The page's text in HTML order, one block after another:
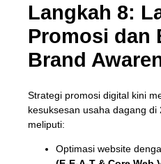
Langkah 8:
Promosi dan
Brand
Strategi promosi digital kini
kesuksesan usaha dagang
meliputi:
Optimasi website